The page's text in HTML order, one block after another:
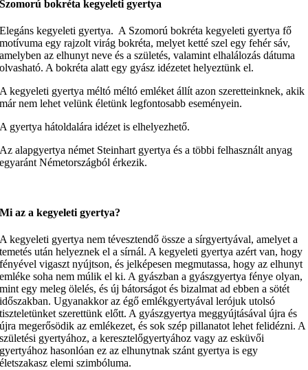
Szomorú bokréta kegyeleti gyertya
Elegáns kegyeleti gyertya. A Szomorú bokréta kegyeleti gyertya fő
motívuma egy rajzolt virág bokréta, melyet ketté szel egy fehér sáv,
amelyben az elhunyt neve és a születés, valamint elhalálozás dátuma
olvasható. A bokréta alatt egy gyász idézetet helyeztünk el.
A kegyeleti gyertya méltó méltó emléket állít azon szeretteinknek, akik
már nem lehet velünk életünk legfontosabb eseményein.
A gyertya hátoldalára idézet is elhelyezhető.
Az alapgyertya német Steinhart gyertya és a többi felhasznált anyag
egyaránt Németországból érkezik.
Mi az a kegyeleti gyertya?
A kegyeleti gyertya nem tévesztendő össze a sírgyertyával, amelyet a
temetés után helyeznek el a sírnál. A kegyeleti gyertya azért van, hogy
fényével vigaszt nyújtson, és jelképesen megmutassa, hogy az elhunyt
emléke soha nem múlik el ki. A gyászban a gyászgyertya fénye olyan,
mint egy meleg ölelés, és új bátorságot és bizalmat ad ebben a sötét
időszakban. Ugyanakkor az égő emlékgyertyával lerójuk utolsó
tiszteletünket szerettünk előtt. A gyászgyertya meggyújtásával újra és
újra megerősödik az emlékezet, és sok szép pillanatot lehet felidézni. A
születési gyertyához, a keresztelőgyertyához vagy az esküvői
gyertyához hasonlóan ez az elhunytnak szánt gyertya is egy
életszakasz elemi szimbóluma.